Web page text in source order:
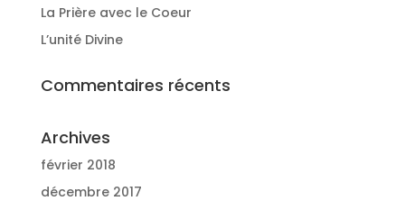
La Prière avec le Coeur
L’unité Divine
Commentaires récents
Archives
février 2018
décembre 2017